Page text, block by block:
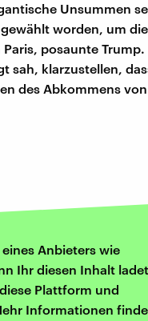
Unsummen
worden, um
posaunte
sah, klarzustellen,
des Abkommens
Anbieters wie
Ihr diesen Inhalt
Plattform und
Informationen